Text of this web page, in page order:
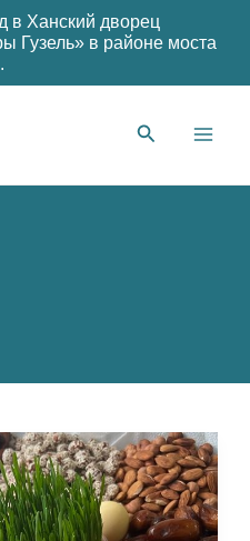
в Ханский дворец
Гузель» в районе моста